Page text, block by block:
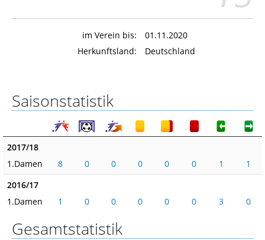
im Verein bis:
01.11.2020
Herkunftsland:
Deutschland
Saisonstatistik
2017/18
1.Damen
8 0 0 0 0 0 1
1
2016/17
1.Damen
1 0 0 0 0 0 3 0
Gesamtstatistik